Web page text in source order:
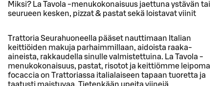
Miksi? La Tavola -menukokonaisuus jaettuna ystävän tai
seurueen kesken, pizzat & pastat sekä loistavat viinit
Trattoria Seurahuoneella pääset nauttimaan Italian
keittiöiden makuja parhaimmillaan, aidoista raaka-
aineista, rakkaudella sinulle valmistettuina. La Tavola -
menukokonaisuus, pastat, risotot ja keittiömme leipoma
focaccia on Trattoriassa italialaiseen tapaan tuoretta ja